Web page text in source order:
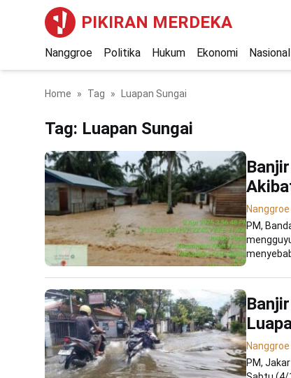
PIKIRAN MERDEKA
Nanggroe Politika Hukum Ekonomi Nasional
Home Tag Luapan Sungai
Tag: Luapan Sungai
Nanggroe
PM,
Nanggroe
PM,